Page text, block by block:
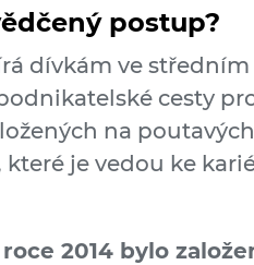
postup?
dívkám ve
cesty
na
je vedou ke
2014 bylo